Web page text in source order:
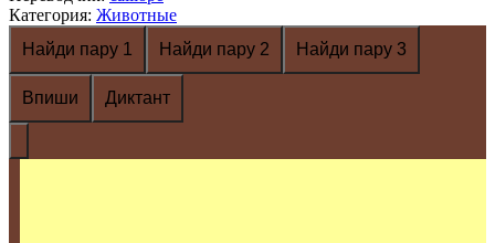
Категория: Животные
Найди пару 1
Найди пару 2 Найди пару 3
Впиши Диктант